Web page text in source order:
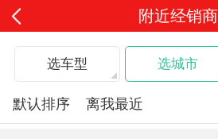
附近经销商
选车型 选城市
默认排序 离我最近